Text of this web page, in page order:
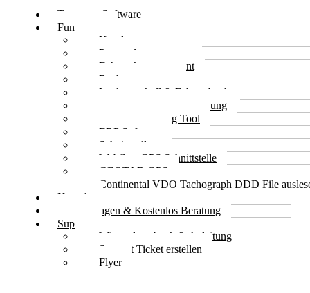
Transport Software
Funktionen
Kundenmanagement
Personalmanagement
Fuhrparkmanagement
Rechnungswesen
Lenkprotokoll & Fahrtenbuch
Dienstplan und Zeiterfassung
E-Mail Marketing Tool
ERP Software
Schnittstellen
Webfleet GPS Schnittstelle
GEOTAB GPS
Continental VDO Tachograph DDD File
Kontakt
Jetzt Anfragen & Kostenlos Beratung
Support
Wissendatenbank & Anleitung
Support Ticket erstellen
Flyer